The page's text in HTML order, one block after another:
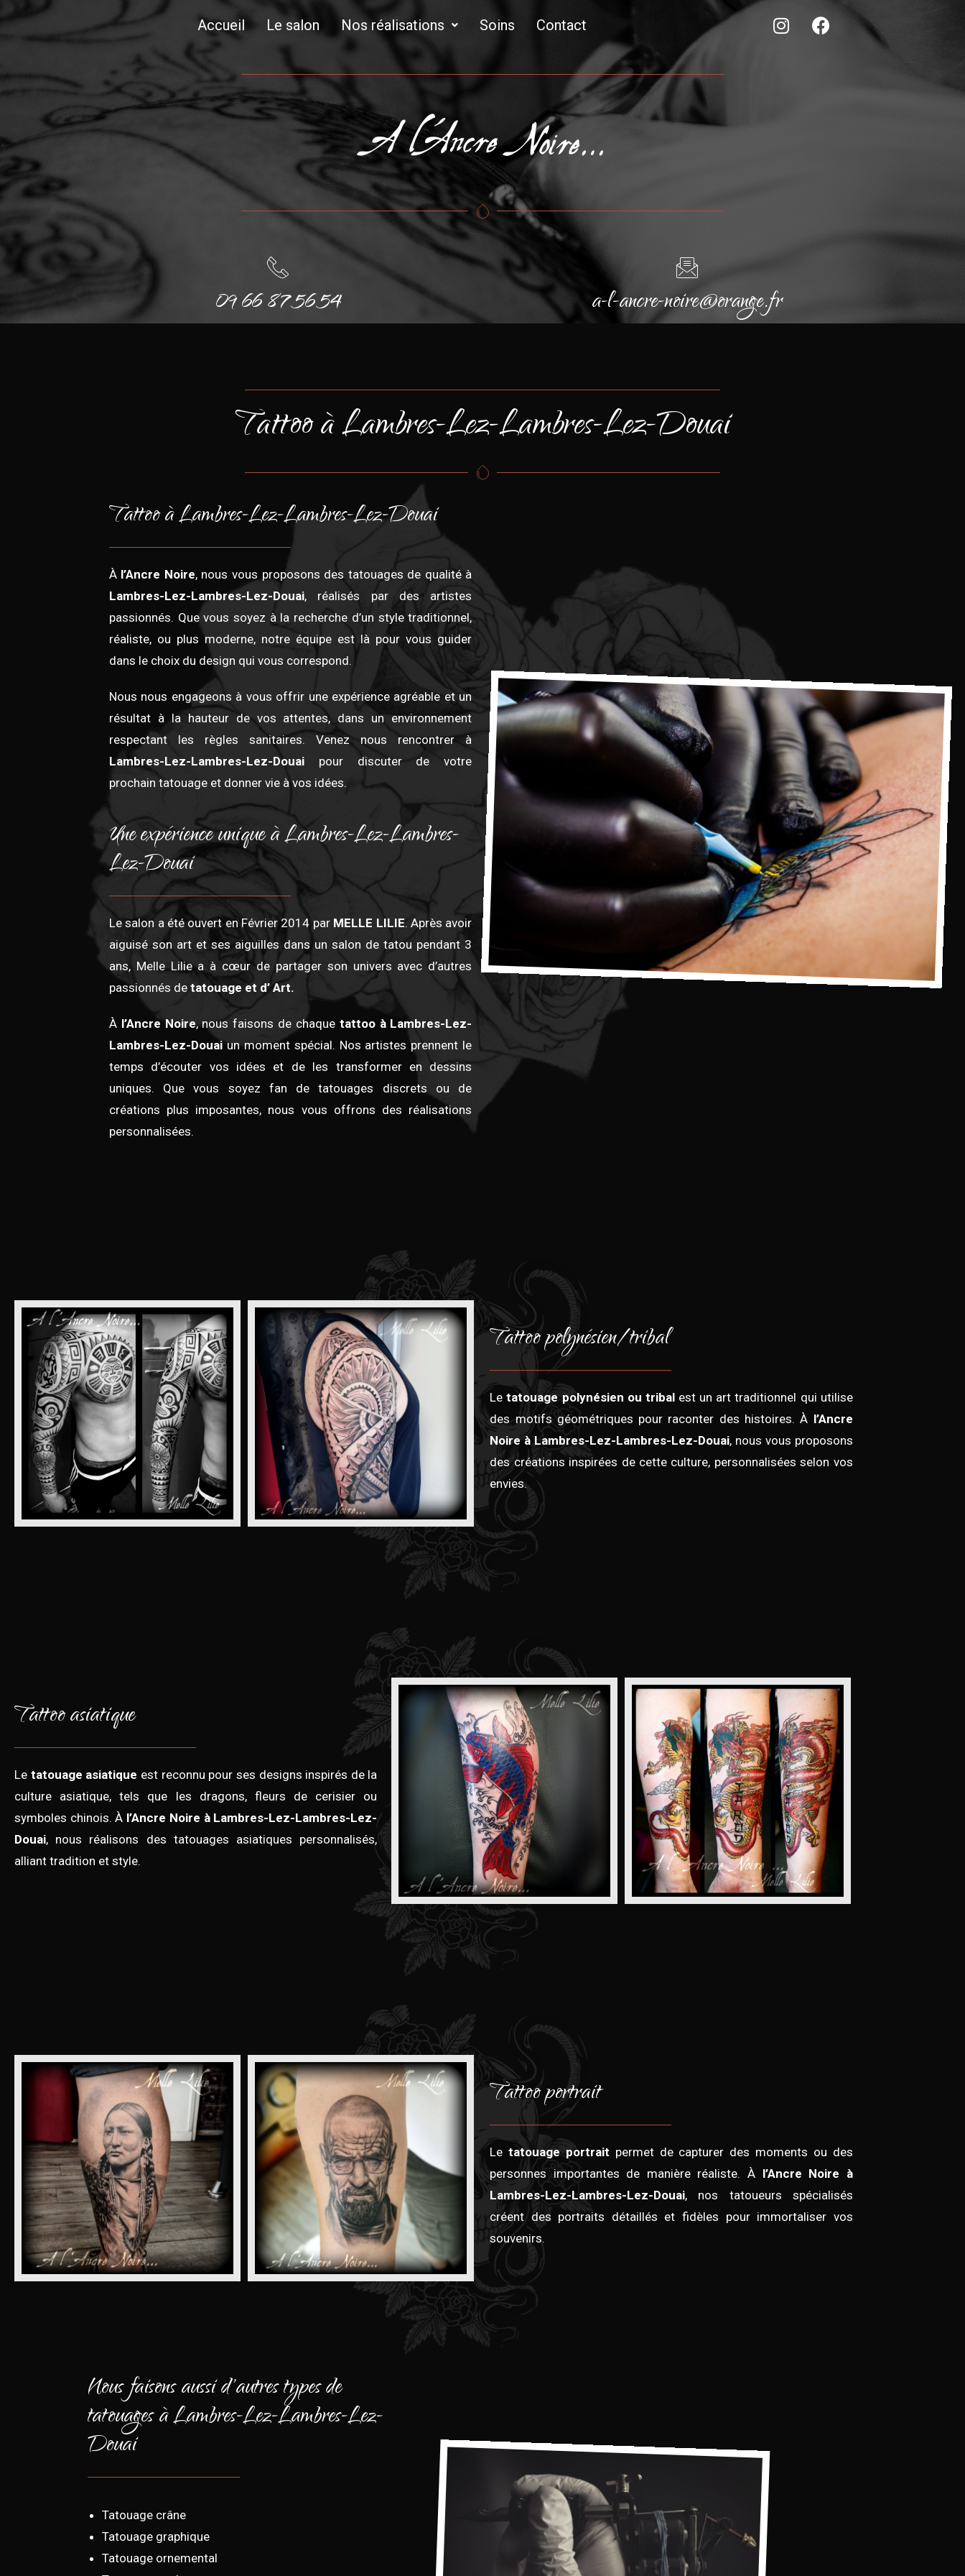
Accueil Le salon Nos réalisations Soins Contact
09 66 87 56 54 a-l-ancre-noire@orange.fr
Tattoo à Lambres-Lez-Lambres-Lez-Douai
Tattoo à Lambres-Lez-Lambres-Lez-Douai
À l’Ancre Noire, nous vous proposons des tatouages de qualité à
Lambres-Lez-Lambres-Lez-Douai, réalisés par des artistes
passionnés. Que vous soyez à la recherche d’un style traditionnel,
réaliste, ou plus moderne, notre équipe est là pour vous guider
dans le choix du design qui vous correspond.
Nous nous engageons à vous offrir une expérience agréable et un
résultat à la hauteur de vos attentes, dans un environnement
respectant les règles sanitaires. Venez nous rencontrer à
Lambres-Lez-Lambres-Lez-Douai pour discuter de votre
prochain tatouage et donner vie à vos idées.
Une expérience unique à Lambres-Lez-Lambres-
Lez-Douai
Le salon a été ouvert en Février 2014 par MELLE LILIE. Après avoir
aiguisé son art et ses aiguilles dans un salon de tatou pendant 3
ans, Melle Lilie a à cœur de partager son univers avec d’autres
passionnés de tatouage et d’ Art.
À l’Ancre Noire, nous faisons de chaque tattoo à Lambres-Lez-
Lambres-Lez-Douaiun moment spécial. Nos artistes prennent le
temps d’écouter vos idées et de les transformer en dessins
uniques. Que vous soyez fan de tatouages discrets ou de
créations plus imposantes, nous vous offrons des réalisations
personnalisées.
Tattoo polynésien/tribal
Letatouage polynésien ou tribalest un art traditionnel qui utilise
des motifs géométriques pour raconter des histoires. À l’Ancre
Noire à Lambres-Lez-Lambres-Lez-Douai, nous vous proposons
des créations inspirées de cette culture, personnalisées selon vos
envies.
Tattoo asiatique
Le tatouage asiatique est reconnu pour ses designs inspirés de la
culture asiatique, tels que les dragons, fleurs de cerisier ou
symboles chinois. À l’Ancre Noire à Lambres-Lez-Lambres-Lez-
Douai, nous réalisons des tatouages asiatiques personnalisés,
alliant tradition et style.
Tattoo portrait
Letatouage portrait permet de capturer des moments ou des
personnes importantes de manière réaliste. À l’Ancre Noire à
Lambres-Lez-Lambres-Lez-Douai, nos tatoueurs spécialisés
créent des portraits détaillés et fidèles pour immortaliser vos
souvenirs.
Nous faisons aussi d'autres types de
tatouages à Lambres-Lez-Lambres-Lez-
Douai
Tatouage crâne
Tatouage graphique
Tatouage ornemental